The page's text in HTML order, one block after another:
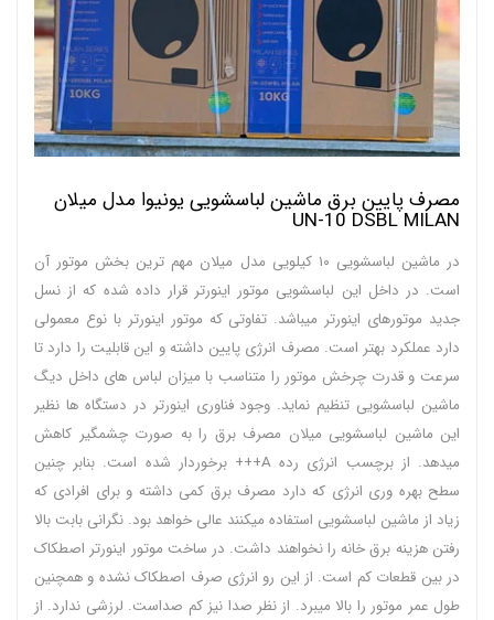
مصرف پایین برق ماشین لباسشویی یونیوا مدل میلان
UN-10 DSBL MILAN
در ماشین لباسشویی ۱۰ کیلویی مدل میلان مهم ترین بخش موتور آن
است. در داخل این لباسشویی موتور اینورتر قرار داده شده که از نسل
جدید موتورهای اینورتر میباشد. تفاوتی که موتور اینورتر با نوع معمولی
دارد عملکرد بهتر است. مصرف انرژی پایین داشته و این قابلیت را دارد تا
سرعت و قدرت چرخش موتور را متناسب با میزان لباس های داخل دیگ
ماشین لباسشویی تنظیم نماید. وجود فناوری اینورتر در دستگاه ها نظیر
این ماشین لباسشویی میلان مصرف برق را به صورت چشمگیر کاهش
میدهد. از برچسب انرژی رده A+++ برخوردار شده است. بنابر چنین
سطح بهره وری انرژی که دارد مصرف برق کمی داشته و برای افرادی که
زیاد از ماشین لباسشویی استفاده میکنند عالی خواهد بود. نگرانی بابت بالا
رفتن هزینه برق خانه را نخواهند داشت. در ساخت موتور اینورتر اصطکاک
در بین قطعات کم است. از این رو انرژی صرف اصطکاک نشده و همچنین
طول عمر موتور را بالا میبرد. از نظر صدا نیز کم صداست. لرزشی ندارد. از